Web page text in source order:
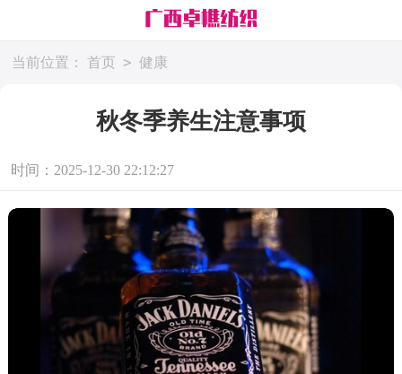
当前位置： 首页 > 健康
秋冬季养生注意事项
时间：2025-12-30 22:12:27